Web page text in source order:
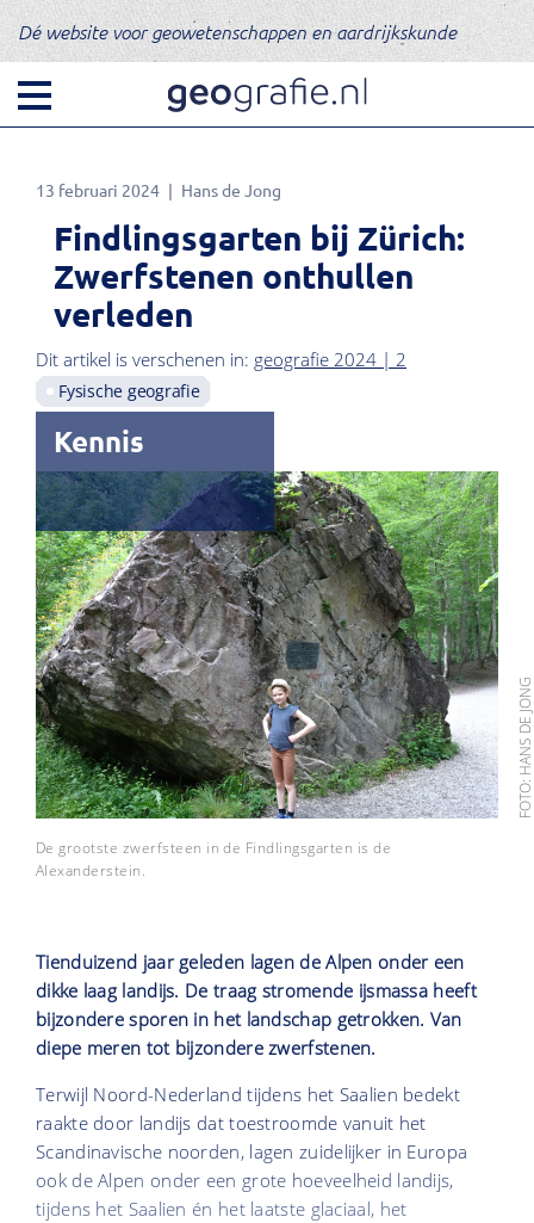
Dé website voor geowetenschappen en aardrijkskunde
13 februari 2024 Hans de Jong
Findlingsgarten bij Zürich:
Zwerfstenen onthullen
verleden
Dit artikel is verschenen in: geografie 2024 | 2
Fysische geografie
Kennis
FOTO: HANS DE JONG
De grootste zwerfsteen in de Findlingsgarten is de
Alexanderstein.
Tienduizend jaar geleden lagen de Alpen onder een
dikke laag landijs. De traag stromende ijsmassa heeft
bijzondere sporen in het landschap getrokken. Van
diepe meren tot bijzondere zwerfstenen.
Terwijl Noord-Nederland tijdens het Saalien bedekt
raakte door landijs dat toestroomde vanuit het
Scandinavische noorden, lagen zuidelijker in Europa
ook de Alpen onder een grote hoeveelheid landijs,
tijdens het Saalien én het laatste glaciaal, het